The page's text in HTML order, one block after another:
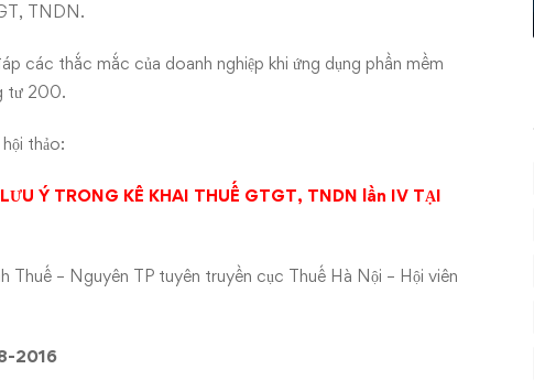
TNDN.
các thắc mắc của doanh nghiệp khi ứng dụng phần mềm
tư 200.
thảo:
Ý TRONG KÊ KHAI THUẾ GTGT, TNDN lần IV TẠI
Thuế – Nguyên TP tuyên truyền cục Thuế Hà Nội – Hội viên
2016